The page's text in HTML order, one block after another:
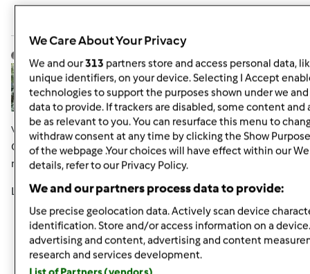
Ven, 07/15/2011 - 07:15
Grazie Cinzia!!!!!!!!!!! Il tuo giudizio è molto importante per
me.
Lele
In cima
Accedio registrati
We Care About Your Privacy
We and our313 partners store and access personal data,
unique identifiers, on your device. Selecting I Accept
technologies to support the purposes shown under we
data to provide. If trackers are disabled, some content and
be as relevant to you. You can resurface this menu to
withdraw consent at any time by clicking the Show
of the webpage .Your choices will have effect within our
details, refer to our Privacy Policy.
We and our partners process data to provide:
Use precise geolocation data. Actively scan device
identification. Store and/or access information on a
advertising and content, advertising and content
research and services development.